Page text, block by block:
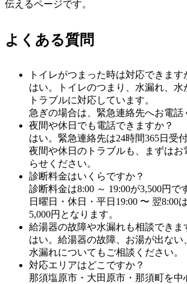
伝えるページです。
よくある質問
トイレがつまった時は対応できます
はい。トイレのつまり、水漏れ、水
トラブルに対応しています。
急ぎの場合は、緊急連絡先へお電話
夜間や休日でも電話できますか？
はい。緊急連絡先は24時間365日受付
夜間や休日のトラブルも、まずはお
らせください。
診断料金はいくらですか？
診断料金は8:00 ～ 19:00が3,500円で
日曜日・休日・平日19:00 〜 翌8:00
5,000円となります。
給湯器の故障や水漏れも相談できま
はい。給湯器の故障、お湯が出ない
水漏れについてもご相談ください。
対応エリアはどこですか？
那須塩原市・大田原市・那須町を中